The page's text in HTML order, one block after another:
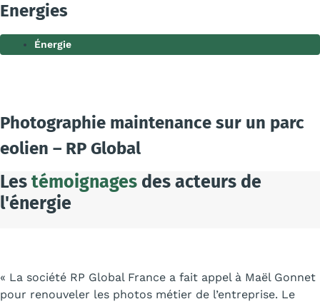
Energies
Énergie
Photographie maintenance sur un parc
eolien – RP Global
Les témoignages des acteurs de
l'énergie
« La société RP Global France a fait appel à Maël Gonnet
pour renouveler les photos métier de l’entreprise. Le